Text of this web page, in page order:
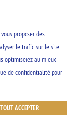
proposer des
le trafic sur le site
optimiserez au mieux
de confidentialité pour
TOUT ACCEPTER
originales et